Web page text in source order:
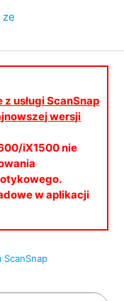
ze
usługi ScanSnap
wersji
iX1500 nie
w aplikacji